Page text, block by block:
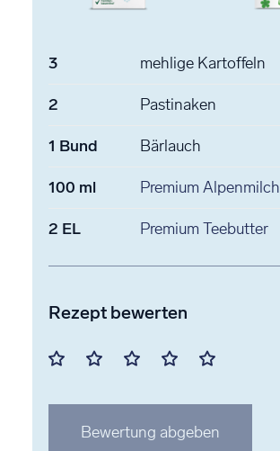
3 mehlige Kartoffeln
2 Pastinaken
1 Bund Bärlauch
100 ml Premium Alpenmilch
2 EL Premium Teebutter
Rezept bewerten
Mit
Stern
Mit
Stern
Mit
Stern
Mit
Stern
Mit
Stern
Bewertung abgeben